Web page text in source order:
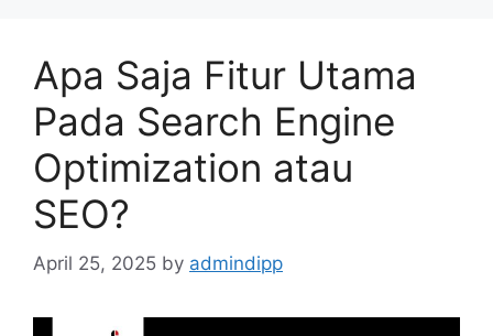
Apa Saja Fitur Utama
Pada Search Engine
Optimization atau
SEO?
April 25, 2025 by admindipp